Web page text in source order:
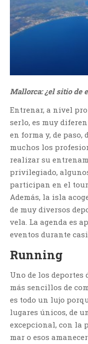
Mallorca: ¿el sitio de
Entrenar, a nivel
serlo, es muy
en forma y, de
muchos los
realizar su
privilegiado,
participan en el tour
Además, la isla
de muy diversos
vela. La agenda es
eventos durante
Running
Uno de los deportes
más sencillos de
es todo un lujo
lugares únicos, de
excepcional, con la
mar o esos